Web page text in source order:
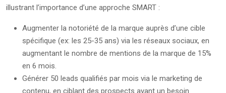
illustrant l’importance d’une approche SMART :
Augmenter la notoriété de la marque auprès d’une cible
spécifique (ex: les 25-35 ans) via les réseaux sociaux, en
augmentant le nombre de mentions de la marque de 15%
en 6 mois.
Générer 50 leads qualifiés par mois via le marketing de
contenu, en ciblant des prospects ayant un besoin